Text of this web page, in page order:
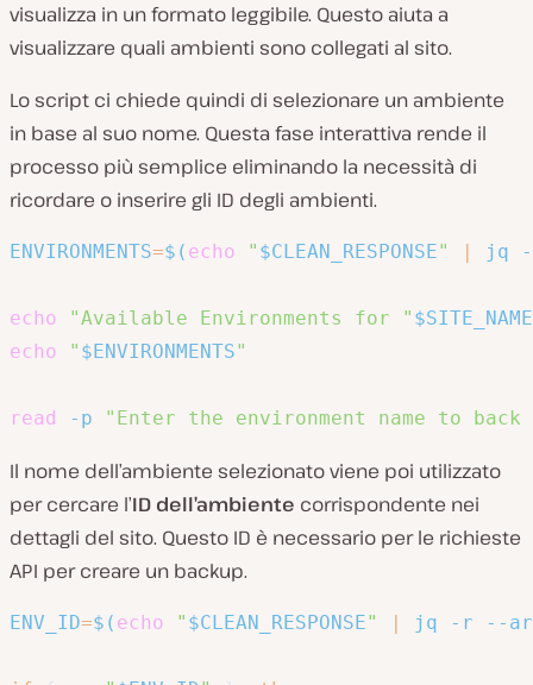
visualizza in un formato leggibile. Questo aiuta a
visualizzare quali ambienti sono collegati al sito.
Lo script ci chiede quindi di selezionare un ambiente
in base al suo nome. Questa fase interattiva rende il
processo più semplice eliminando la necessità di
ricordare o inserire gli ID degli ambienti.
ENVIRONMENTS=$( echo " $CLEAN_RESPONSE" | jq
echo "Available Environments for " $SITE_NAME
echo
" $ENVIRONMENTS"
read -p "Enter the environment name to
Il nome dell’ambiente selezionato viene poi utilizzato
per cercare l’ID dell’ambiente corrispondente nei
dettagli del sito. Questo ID è necessario per le richieste
API per creare un backup.
ENV_ID=$( echo " $CLEAN_RESPONSE" | jq -r --